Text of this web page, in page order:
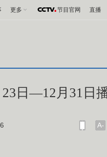
更多 节目官网 直播
日—12月31日
A-